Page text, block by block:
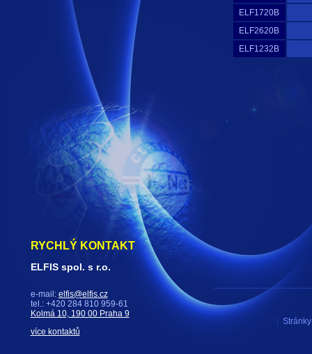
ELF1720B
ELF2620B
ELF1232B
RYCHLÝ KONTAKT
ELFIS spol. s r.o.
e-mail: elfis@elfis.cz
tel.: +420 284 810 959-61
Kolmá 10, 190 00 Praha 9
více kontaktů